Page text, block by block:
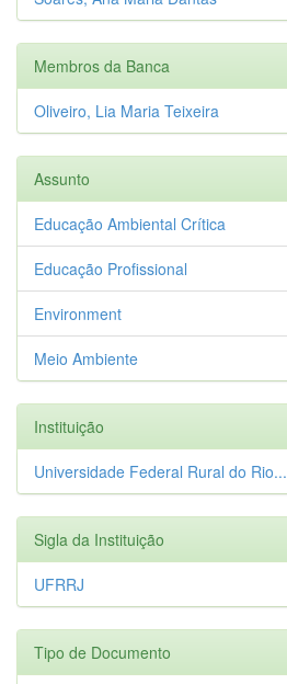
Membros da Banca
Oliveiro, Lia Maria Teixeira
Assunto
Educação Ambiental Crítica
Educação Profissional
Environment
Meio Ambiente
Instituição
Universidade Federal Rural do Rio...
Sigla da Instituição
UFRRJ
Tipo de Documento